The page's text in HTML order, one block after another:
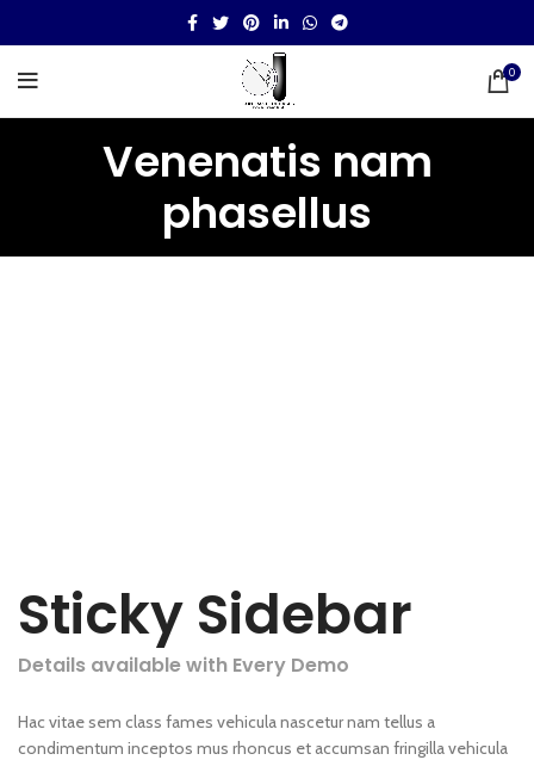
0
Venenatis nam
phasellus
Sticky Sidebar
Details available with Every Demo
Hac vitae sem class fames vehicula nascetur nam tellus a
condimentum inceptos mus rhoncus et accumsan fringilla vehicula